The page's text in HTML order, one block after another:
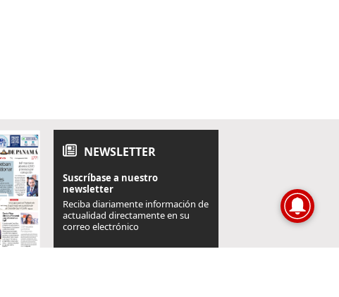
NEWSLETTER
Suscríbase a nuestro
newsletter
Reciba diariamente información de
actualidad directamente en su
correo electrónico